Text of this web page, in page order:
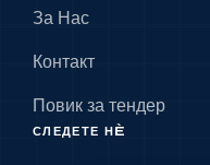
За Нас
Контакт
Повик за тендер
СЛЕДЕТЕ НÈ